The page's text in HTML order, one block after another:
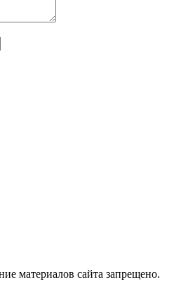
материалов сайта запрещено.